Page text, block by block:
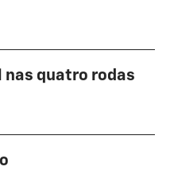
nas quatro rodas